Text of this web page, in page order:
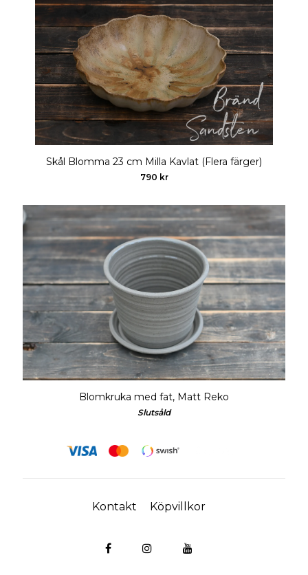
Skål Blomma 23 cm Milla Kavlat (Flera färger)
790 kr
Blomkruka med fat, Matt Reko
Slutsåld
Kontakt Köpvillkor